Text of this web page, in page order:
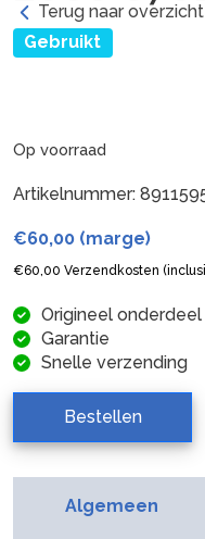
Gebruikt
Terug naar overzicht
Op voorraad
Artikelnummer:
€60,00 (marge)
€60,00 Verzendkosten
Origineel onderdeel
Garantie
Snelle verzending
Bestellen
Algemeen